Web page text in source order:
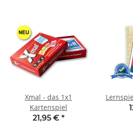
Xmal - das 1x1
Kartenspiel
21,95 € *